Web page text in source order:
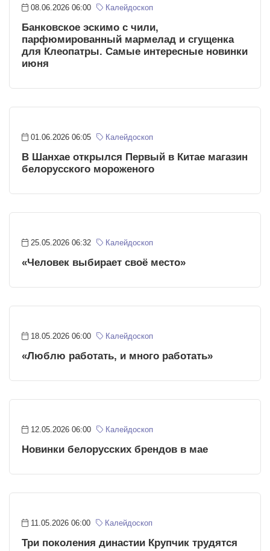
08.06.2026 06:00 Калейдоскоп
Банковское эскимо с чили,
парфюмированный мармелад и сгущенка
для Клеопатры. Самые интересные новинки
июня
01.06.2026 06:05 Калейдоскоп
В Шанхае открылся Первый в Китае магазин
белорусского мороженого
25.05.2026 06:32 Калейдоскоп
«Человек выбирает своё место»
18.05.2026 06:00 Калейдоскоп
«Люблю работать, и много работать»
12.05.2026 06:00 Калейдоскоп
Новинки белорусских брендов в мае
11.05.2026 06:00 Калейдоскоп
Три поколения династии Крупчик трудятся